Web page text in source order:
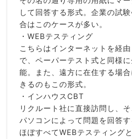
して回答する形式。企業の試
合はこのケースが多い。
・WEBテスティング
こちらはインターネットを経
で、ペーパーテスト式と同様
能。また、遠方に在住する場
きるのもこの形式。
・インハウスCBT
リクルート社に直接訪問し、
パソコンによって問題を回答
ほぼすべてWEBテスティング